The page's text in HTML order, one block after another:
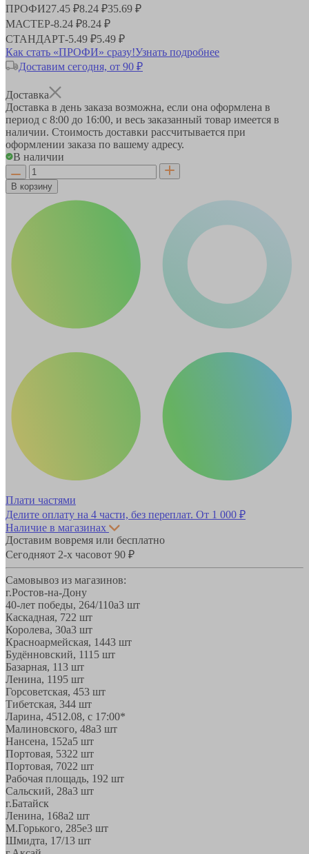
ПРОФИ27.45 ₽8.24 ₽35.69 ₽
МАСТЕР-8.24 ₽8.24 ₽
СТАНДАРТ-5.49 ₽5.49 ₽
Как стать «ПРОФИ» сразу!Узнать подробнее
Доставим сегодня, от 90 ₽
Доставка
Доставка в день заказа возможна, если она оформлена в
период с 8:00 до 16:00, и весь заказанный товар имеется в
наличии. Стоимость доставки рассчитывается при
оформлении заказа по вашему адресу.
В наличии
В корзину
Плати частями
Делите оплату на 4 части, без переплат. От 1 000 ₽
Наличие в магазинах
Доставим вовремя или бесплатно
Сегодняот 2-х часовот 90 ₽
Самовывоз из магазинов:
г.Ростов-на-Дону
40-лет победы, 264/110а3 шт
Каскадная, 722 шт
Королева, 30а3 шт
Красноармейская, 1443 шт
Будённовский, 1115 шт
Базарная, 113 шт
Ленина, 1195 шт
Горсоветская, 453 шт
Тибетская, 344 шт
Ларина, 4512.08, с 17:00*
Малиновского, 48а3 шт
Нансена, 152а5 шт
Портовая, 5322 шт
Портовая, 7022 шт
Рабочая площадь, 192 шт
Сальский, 28a3 шт
г.Батайск
Ленина, 168а2 шт
М.Горького, 285е3 шт
Шмидта, 17/13 шт